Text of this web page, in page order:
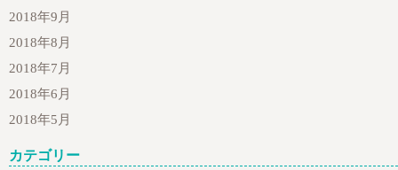
2018年9月
2018年8月
2018年7月
2018年6月
2018年5月
カテゴリー